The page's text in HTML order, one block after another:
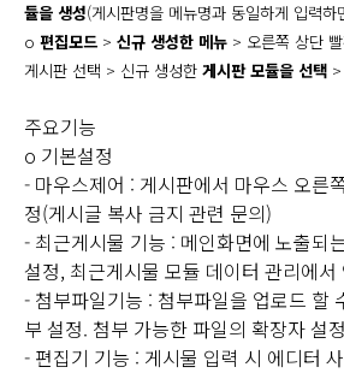
듈을 생성(게시판명을 메뉴명과 동일하게 입력하
o 편집모드 > 신규 생성한 메뉴 > 오른쪽 상단
게시판 선택 > 신규 생성한 게시판 모듈을 선택 >
주요기능
o 기본설정
- 마우스제어 : 게시판에서 마우스 오른
정(게시글 복사 금지 관련 문의)
- 최근게시물 기능 : 메인화면에 노출되
설정, 최근게시물 모듈 데이터 관리에
- 첨부파일기능 : 첨부파일을 업로드 할
부 설정. 첨부 가능한 파일의 확장자 설
- 편집기 기능 : 게시물 입력 시 에디터